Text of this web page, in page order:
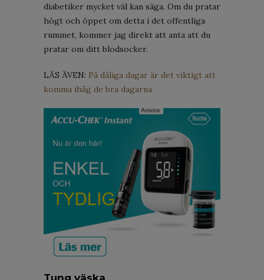
diabetiker mycket väl kan säga. Om du pratar
högt och öppet om detta i det offentliga
rummet, kommer jag direkt att anta att du
pratar om ditt blodsocker.
LÄS ÄVEN: På dåliga dagar är det viktigt att
komma ihåg de bra dagarna
Tung väska